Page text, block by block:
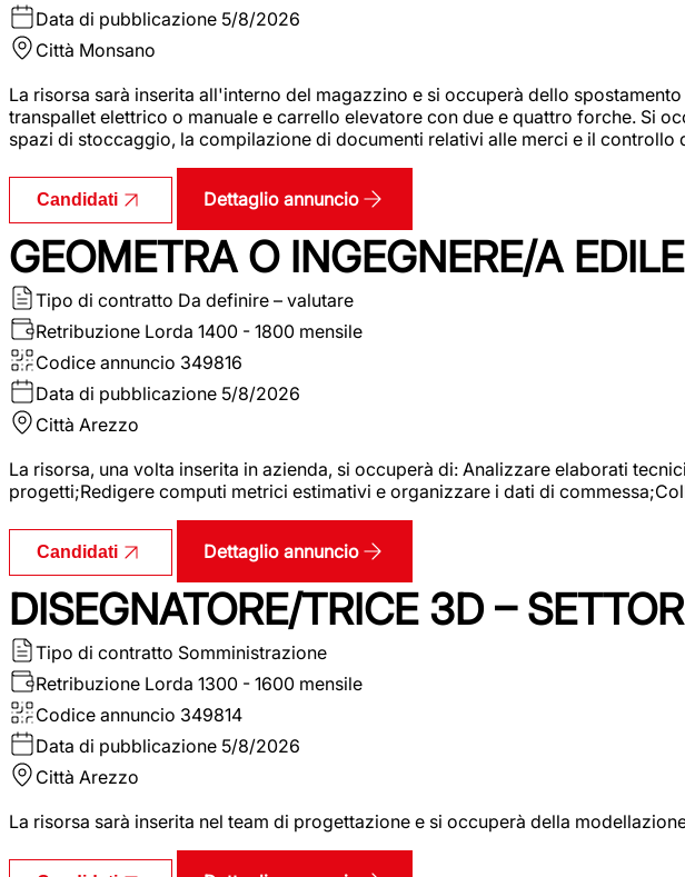
Data di pubblicazione 5/8/2026
Città Monsano
La risorsa sarà inserita all'interno del magazzino e si occuperà dello
transpallet elettrico o manuale e carrello elevatore con due e quattro forche. Si
spazi di stoccaggio, la compilazione di documenti relativi alle merci e il
Candidati Dettaglio annuncio
GEOMETRA O INGEGNERE/A
Tipo di contratto Da definire – valutare
Retribuzione Lorda 1400 - 1800 mensile
Codice annuncio 349816
Data di pubblicazione 5/8/2026
Città Arezzo
La risorsa, una volta inserita in azienda, si occuperà di: Analizzare elaborati
progetti;Redigere computi metrici estimativi e organizzare i dati di
Candidati Dettaglio annuncio
DISEGNATORE/TRICE 3D –
Tipo di contratto Somministrazione
Retribuzione Lorda 1300 - 1600 mensile
Codice annuncio 349814
Data di pubblicazione 5/8/2026
Città Arezzo
La risorsa sarà inserita nel team di progettazione e si occuperà della